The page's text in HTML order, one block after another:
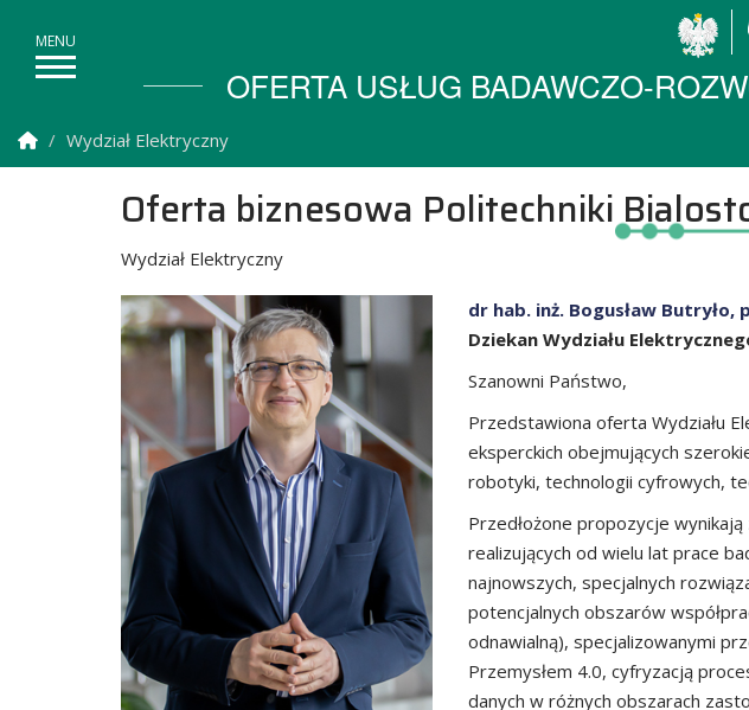
OFERTA USŁUG BADAWCZO-
Strona Główna
Wydział Elektryczny
Oferta biznesowa Politechniki
Wydział Elektryczny
dr hab. inż. Bogusław Butryło,
Dziekan Wydziału
Szanowni Państwo,
Przedstawiona oferta Wydziału
eksperckich obejmujących
robotyki, technologii cyfrowych,
Przedłożone propozycje
realizujących od wielu lat prace
najnowszych, specjalnych
potencjalnych obszarów
odnawialną), specjalizowanymi
Przemysłem 4.0, cyfryzacją
danych w różnych obszarach